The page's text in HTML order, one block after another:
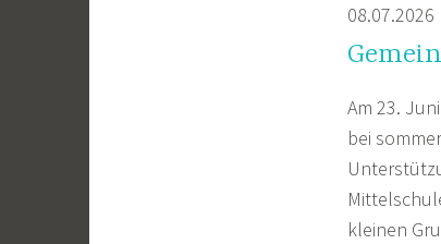
08.07.2026
Am 23.
bei
kleinen